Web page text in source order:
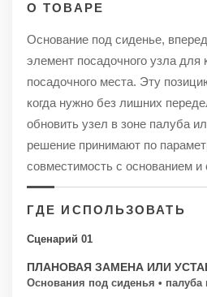
О ТОВАРЕ
Основание под сиденье,
элемент посадочного узла для
посадочного места. Эту
когда нужно без лишних
обновить узел в зоне палуба
решение принимают по
совместимость с основанием
ГДЕ ИСПОЛЬЗОВАТЬ
Сценарий 01
ПЛАНОВАЯ ЗАМЕНА ИЛИ
Основания под сиденья • палуба